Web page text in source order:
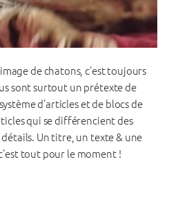
de chatons, c’est toujours
sont surtout un prétexte de
d’articles et de blocs de
qui se différencient des
Un titre, un texte & une
tout pour le moment !